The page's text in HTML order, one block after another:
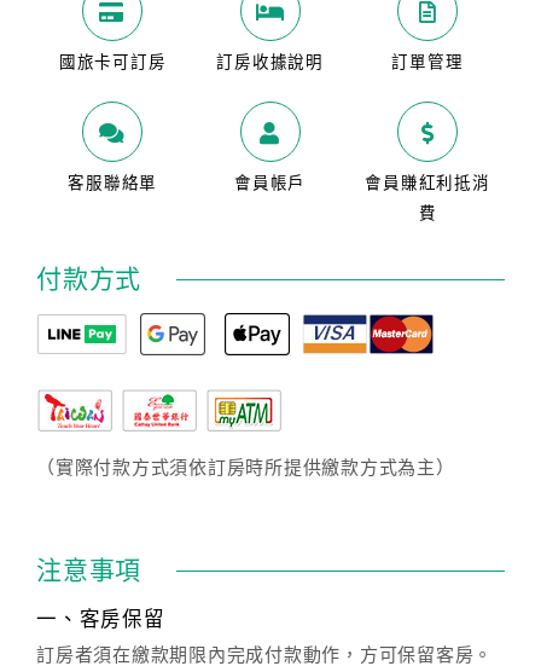
國旅卡可訂房 訂房收據說明 訂單管理
客服聯絡單 會員帳戶
會員賺紅利抵消
費
付款方式
（實際付款方式須依訂房時所提供繳款方式為主）
注意事項
一、客房保留
訂房者須在繳款期限內完成付款動作，方可保留客房。